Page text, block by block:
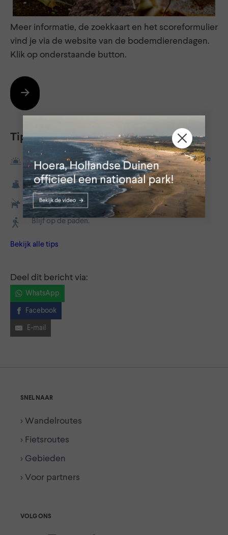
Meer informatie, de zoekkaart en het scoreformulier
vind je via de website van de bodemdierendagen.
Klik op onderstaande button.
Tips
Zoek de randen van de dag op, ga een keer vroeg in de
ochtend of tijdens het vallen van de avond eropuit.
Neem je afval mee naar huis.
Doe je hond aan de lijn.
Blijf op de paden.
Bekijk alle tips
Deel dit bericht via:
WhatsApp
Facebook
E-mail
SNEL NAAR
> Wandelroutes
> Fietsroutes
> Gebieden
> Voor partners
VOLG ONS